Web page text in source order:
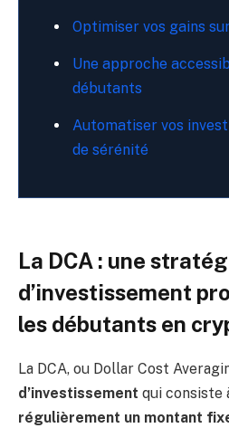
Optimiser vos gains
Une approche
débutants
Automatiser vos
de sérénité
La DCA : une
d’investissement
les débutants en
La DCA, ou Dollar Cost
d’investissement qui consiste
régulièrement un montant